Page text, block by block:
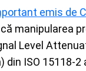
emis de
manipularea
Level
din ISO 15118-